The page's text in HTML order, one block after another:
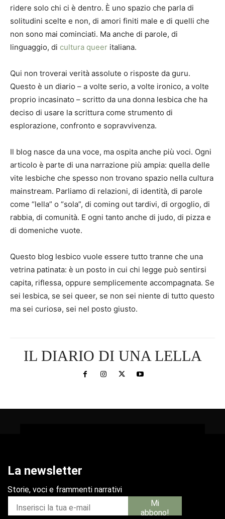
ridere solo chi ci è dentro. È uno spazio che parla di
solitudini scelte e non, di amori finiti male e di quelli che
non sono mai cominciati. Ma anche di parole, di
linguaggio, di cultura queer italiana.
Qui non troverai verità assolute o risposte da guru.
Questo è un diario – a volte serio, a volte ironico, a volte
proprio incasinato – scritto da una donna lesbica che ha
deciso di usare la scrittura come strumento di
esplorazione, confronto e sopravvivenza.
Il blog nasce da una voce, ma ospita anche più voci. Ogni
articolo è parte di una narrazione più ampia: quella delle
vite lesbiche che spesso non trovano spazio nella cultura
mainstream. Parliamo di relazioni, di identità, di parole
come “lella” o “sola”, di coming out tardivi, di orgoglio, di
rabbia, di comunità. E ogni tanto anche di judo, di pizza e
di domeniche vuote.
Questo blog lesbico vuole essere tutto tranne che una
vetrina patinata: è un posto in cui chi legge può sentirsi
capita, riflessa, oppure semplicemente accompagnata. Se
sei lesbica, se sei queer, se non sei niente di tutto questo
ma sei curiosə, sei nel posto giusto.
IL DIARIO DI UNA LELLA